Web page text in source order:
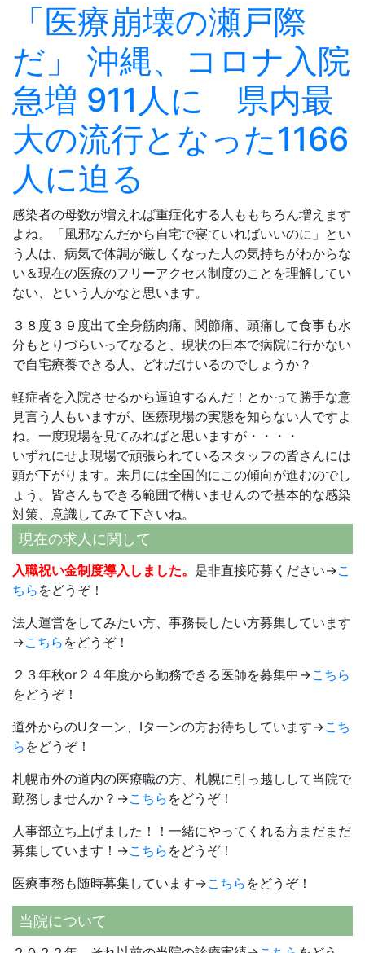
「医療崩壊の瀬戸際
だ」 沖縄、コロナ入院
急増 911人に 県内最
大の流行となった1166
人に迫る
感染者の母数が増えれば重症化する人ももちろん増えます
よね。「風邪なんだから自宅で寝ていればいいのに」とい
う人は、病気で体調が厳しくなった人の気持ちがわからな
い＆現在の医療のフリーアクセス制度のことを理解してい
ない、という人かなと思います。
３８度３９度出て全身筋肉痛、関節痛、頭痛して食事も水
分もとりづらいってなると、現状の日本で病院に行かない
で自宅療養できる人、どれだけいるのでしょうか？
軽症者を入院させるから逼迫するんだ！とかって勝手な意
見言う人もいますが、医療現場の実態を知らない人ですよ
ね。一度現場を見てみればと思いますが・・・・
いずれにせよ現場で頑張られているスタッフの皆さんには
頭が下がります。来月には全国的にこの傾向が進むのでし
ょう。皆さんもできる範囲で構いませんので基本的な感染
対策、意識してみて下さいね。
現在の求人に関して
入職祝い金制度導入しました。 是非直接応募ください→こ
ちら をどうぞ！
法人運営をしてみたい方、事務長したい方募集しています
→こちら をどうぞ！
２３年秋or２４年度から勤務できる医師を募集中→こちら
をどうぞ！
道外からのUターン、Iターンの方お待ちしています→こち
ら をどうぞ！
札幌市外の道内の医療職の方、札幌に引っ越しして当院で
勤務しませんか？→こちら をどうぞ！
人事部立ち上げました！！一緒にやってくれる方まだまだ
募集しています！→こちら をどうぞ！
医療事務も随時募集しています→こちら をどうぞ！
当院について